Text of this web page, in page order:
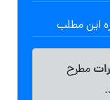
این مطلب
مطرح